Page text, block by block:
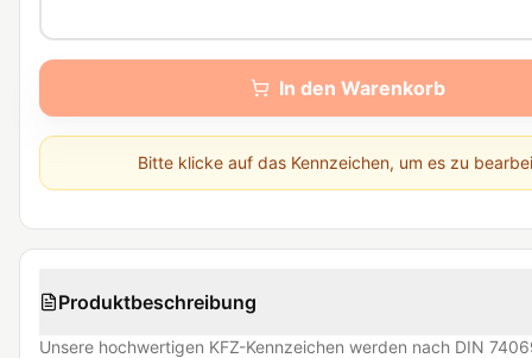
In den Warenkorb
Bitte klicke auf das Kennzeichen, um es zu
Produktbeschreibung
Unsere hochwertigen KFZ-Kennzeichen werden nach DIN